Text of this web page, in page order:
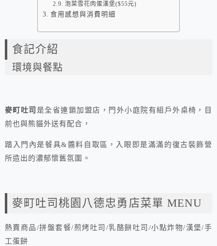
泡菜雪花肉蛋漢堡($55元)
食用感想與消費明細
食記介紹
環境與餐點
麥町吐司 是全省連鎖加盟店，門外小庭院有組戶外桌椅，目
前也與熊貓外送有配合，
踏入門內是餐具&醬料自取區，入眼即是滿滿的復古裝飾營
所造出的濃郁懷舊氛圍。
麥町吐司桃園八德忠勇店菜單 MENU
熱賣商品/拼盤套餐/煎烤吐司/乳酪餅吐司/小點炸物/漢堡/手
工蛋餅